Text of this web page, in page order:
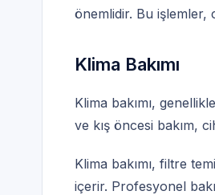
önemlidir. Bu işlemler,
Klima Bakımı
Klima bakımı,
ve kış öncesi bakım,
Klima bakımı, filtre
içerir. Profesyonel